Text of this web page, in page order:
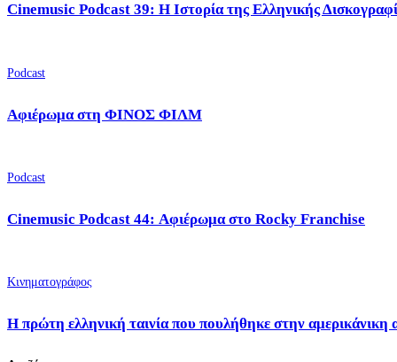
Cinemusic Podcast 39: Η Ιστορία της Ελληνικής
Podcast
Αφιέρωμα στη ΦΙΝΟΣ ΦΙΛΜ
Podcast
Cinemusic Podcast 44: Αφιέρωμα στο Rocky Franchise
Κινηματογράφος
Η πρώτη ελληνική ταινία που πουλήθηκε στην αμερικάνικη